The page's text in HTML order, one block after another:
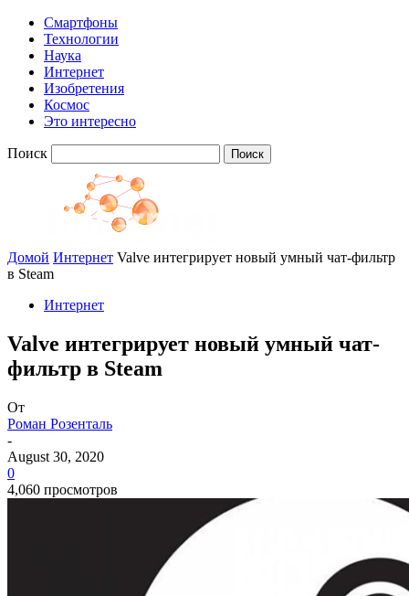
Смартфоны
Технологии
Наука
Интернет
Изобретения
Космос
Это интересно
Поиск
Домой Интернет Valve интегрирует новый умный чат-фильтр
в Steam
Интернет
Valve интегрирует новый умный чат-
фильтр в Steam
От
Роман Розенталь
-
August 30, 2020
0
4,060 просмотров